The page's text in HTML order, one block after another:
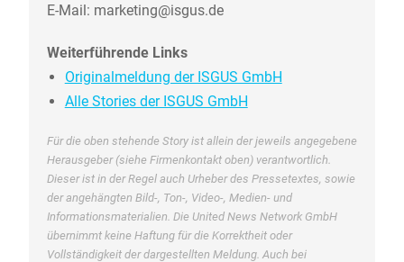
E-Mail: marketing@isgus.de
Weiterführende Links
Originalmeldung der ISGUS GmbH
Alle Stories der ISGUS GmbH
Für die oben stehende Story ist allein der jeweils angegebene
Herausgeber (siehe Firmenkontakt oben) verantwortlich.
Dieser ist in der Regel auch Urheber des Pressetextes, sowie
der angehängten Bild-, Ton-, Video-, Medien- und
Informationsmaterialien. Die United News Network GmbH
übernimmt keine Haftung für die Korrektheit oder
Vollständigkeit der dargestellten Meldung. Auch bei